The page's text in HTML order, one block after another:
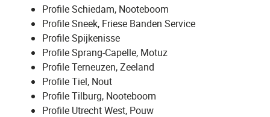
Profile Schiedam, Nooteboom
Profile Sneek, Friese Banden Service
Profile Spijkenisse
Profile Sprang-Capelle, Motuz
Profile Terneuzen, Zeeland
Profile Tiel, Nout
Profile Tilburg, Nooteboom
Profile Utrecht West, Pouw